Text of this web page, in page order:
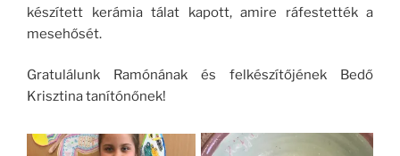
készített kerámia tálat kapott, amire ráfestették a
mesehősét.
Gratulálunk Ramónának és felkészítőjének Bedő
Krisztina tanítónőnek!